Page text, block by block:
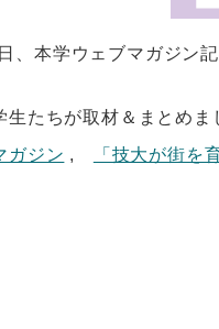
、本学ウェブマガジン
たちが取材＆まとめま
ガジン , 「技大が街を